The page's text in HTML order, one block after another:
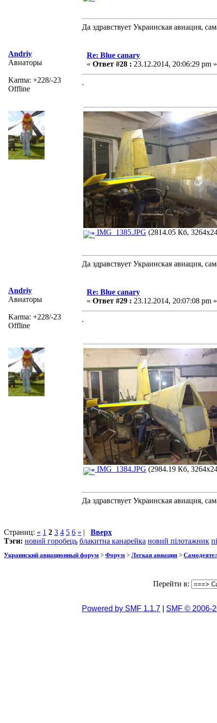
Да здравствует Украинская авиация,
Andriy
Авиаторы
Karma: +228/-23
Offline
Re: Blue canary
« Ответ #28 : 23.12.2014, 20:06:29 pm »
.
IMG_1385.JPG (2814.05 Кб,
Да здравствует Украинская авиация,
Andriy
Авиаторы
Karma: +228/-23
Offline
Re: Blue canary
« Ответ #29 : 23.12.2014, 20:07:08 pm »
.
IMG_1384.JPG (2984.19 Кб,
Да здравствует Украинская авиация,
Страниц: « 1 2 3 4 5 6 » | Вверх
Тэги: новий горобець блакитна канарейка новий пілотажник
Украинский авиационный форум > Форум > Легкая авиация >
Перейти в:
Powered by SMF 1.1.7 SMF © 2006-